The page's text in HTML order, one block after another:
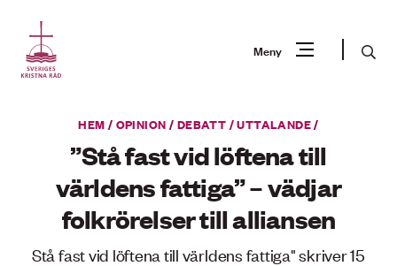
innehåll
Meny Sök
HEM / OPINION / DEBATT / UTTALANDE/
”Stå fast vid löftena till
världens fattiga” – vädjar
folkrörelser till alliansen
Stå fast vid löftena till världens fattiga" skriver 15